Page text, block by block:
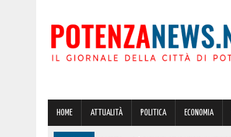
HOME ATTUALITÀ POLITICA ECONOMIA